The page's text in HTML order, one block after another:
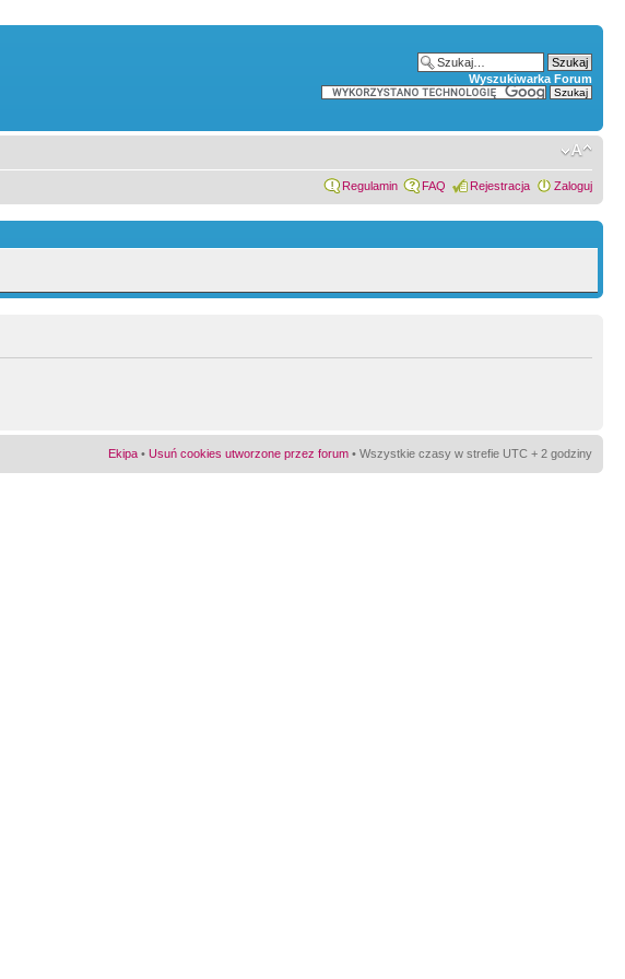
Wyszukiwarka Forum
Regulamin FAQ Rejestracja Zaloguj
Ekipa • Usuń cookies utworzone przez forum • Wszystkie czasy w strefie UTC + 2 godziny